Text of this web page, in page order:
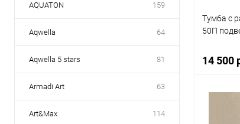
AQUATON 159
Aqwella 64
Aqwella 5 stars 81
Armadi Art 63
Art&Max 114
Тумба с
50П
14 500